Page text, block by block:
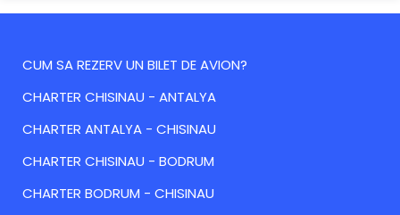
CUM SA REZERV UN BILET DE AVION?
CHARTER CHISINAU - ANTALYA
CHARTER ANTALYA - CHISINAU
CHARTER CHISINAU - BODRUM
CHARTER BODRUM - CHISINAU